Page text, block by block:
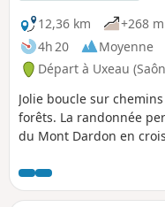
12,36 km
+268 m
4h 20
Moyenne
Départ à Uxeau
Jolie boucle sur
forêts. La randonnée
du Mont Dardon en